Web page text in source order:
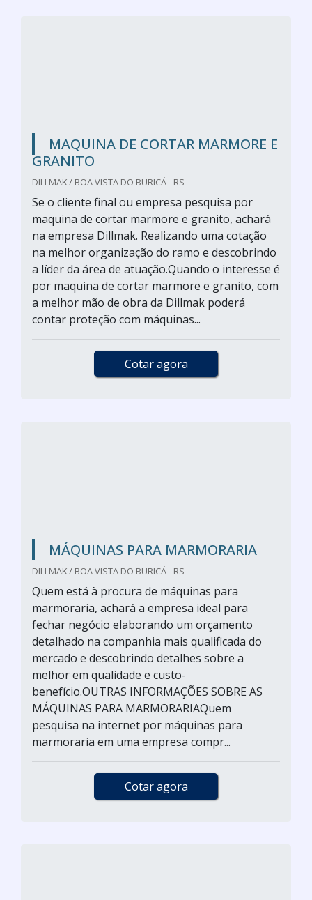
MAQUINA DE CORTAR MARMORE E
GRANITO
DILLMAK / BOA VISTA DO BURICÁ - RS
Se o cliente final ou empresa pesquisa por
maquina de cortar marmore e granito, achará
na empresa Dillmak. Realizando uma cotação
na melhor organização do ramo e descobrindo
a líder da área de atuação.Quando o interesse é
por maquina de cortar marmore e granito, com
a melhor mão de obra da Dillmak poderá
contar proteção com máquinas...
Cotar agora
MÁQUINAS PARA MARMORARIA
DILLMAK / BOA VISTA DO BURICÁ - RS
Quem está à procura de máquinas para
marmoraria, achará a empresa ideal para
fechar negócio elaborando um orçamento
detalhado na companhia mais qualificada do
mercado e descobrindo detalhes sobre a
melhor em qualidade e custo-
benefício.OUTRAS INFORMAÇÕES SOBRE AS
MÁQUINAS PARA MARMORARIAQuem
pesquisa na internet por máquinas para
marmoraria em uma empresa compr...
Cotar agora